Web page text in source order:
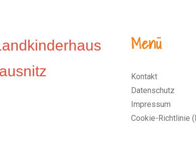
Menü
Kontakt
Datenschutz
Impressum
Cookie-Richtlinie